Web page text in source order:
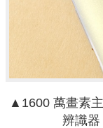
▲1600 萬畫素
辨識器